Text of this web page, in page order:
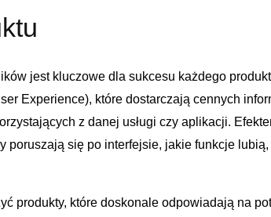
jest kluczowe dla sukcesu każdego
‍Experience), ​które dostarczają⁢ cennych
z danej ​usługi ‌czy aplikacji.
poruszają się ⁢po interfejsie, ‌jakie funkcje
produkty, które doskonale ‍odpowiadają na⁢